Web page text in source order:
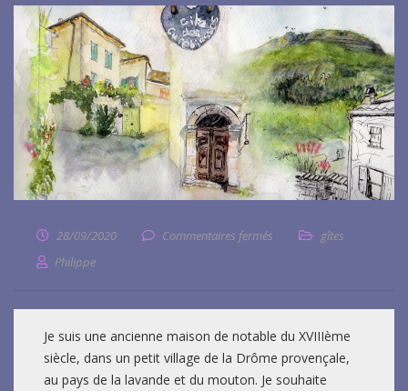
28/09/2020 Commentaires fermés
gîtes
Philippe
Je suis une ancienne maison de notable du XVIIIème
siècle, dans un petit village de la Drôme provençale,
au pays de la lavande et du mouton. Je souhaite